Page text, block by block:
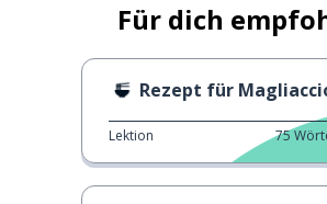
Für dich
Rezept für Magliaccio-
Lektion 75